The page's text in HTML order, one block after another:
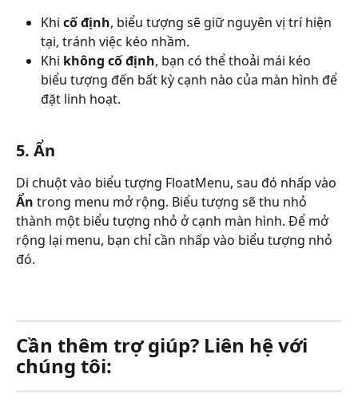
Khi cố định, biểu tượng sẽ giữ nguyên vị trí hiện
tại, tránh việc kéo nhầm.
Khi không cố định, bạn có thể thoải mái kéo
biểu tượng đến bất kỳ cạnh nào của màn hình để
đặt linh hoạt.
5. Ẩn
Di chuột vào biểu tượng FloatMenu, sau đó nhấp vào
Ẩn trong menu mở rộng. Biểu tượng sẽ thu nhỏ
thành một biểu tượng nhỏ ở cạnh màn hình. Để mở
rộng lại menu, bạn chỉ cần nhấp vào biểu tượng nhỏ
đó.
Cần thêm trợ giúp? Liên hệ với
chúng tôi: